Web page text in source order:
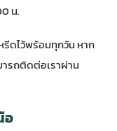
น.
ดไว้พร้อมทุกวัน หาก
รถติดต่อเราผ่าน
อ